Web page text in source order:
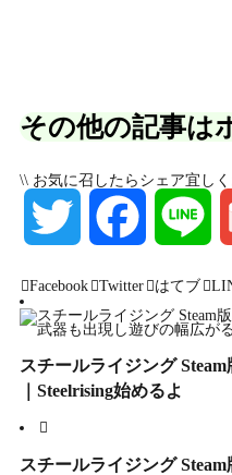
その他の記事は
\\ お気に召したらシェア宜し
w
i
a
c
i
n
m
Facebook Twitter はてブ
スチールライジング
｜Steelrising始めるよ
スチールライジング